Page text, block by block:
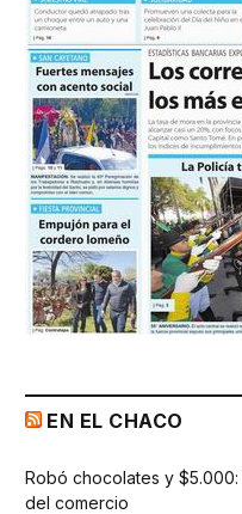
EN EL CHACO
Robó chocolates y
del comercio